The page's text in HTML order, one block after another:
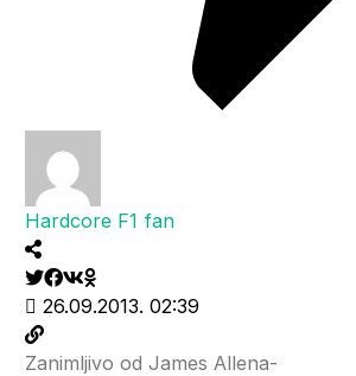
Hardcore F1 fan
26.09.2013. 02:39
Zanimljivo od James Allena-